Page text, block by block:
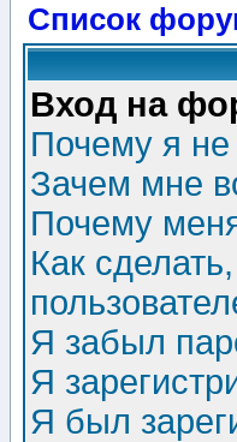
Список
Вход на
Почему я не
Зачем мне
Почему
Как
Я забыл
Я
Я был